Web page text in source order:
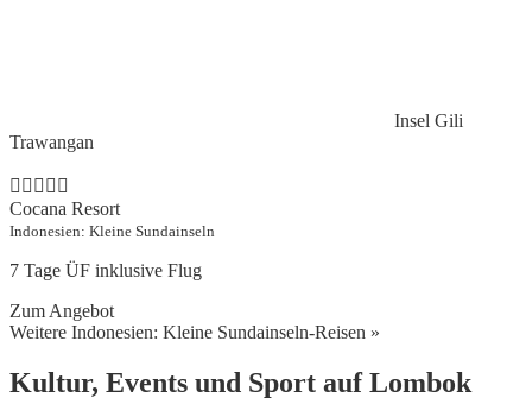
Insel Gili
Trawangan
Cocana Resort
Indonesien: Kleine Sundainseln
7 Tage ÜF inklusive Flug
Zum Angebot
Weitere Indonesien: Kleine Sundainseln-Reisen »
Kultur, Events und Sport auf Lombok